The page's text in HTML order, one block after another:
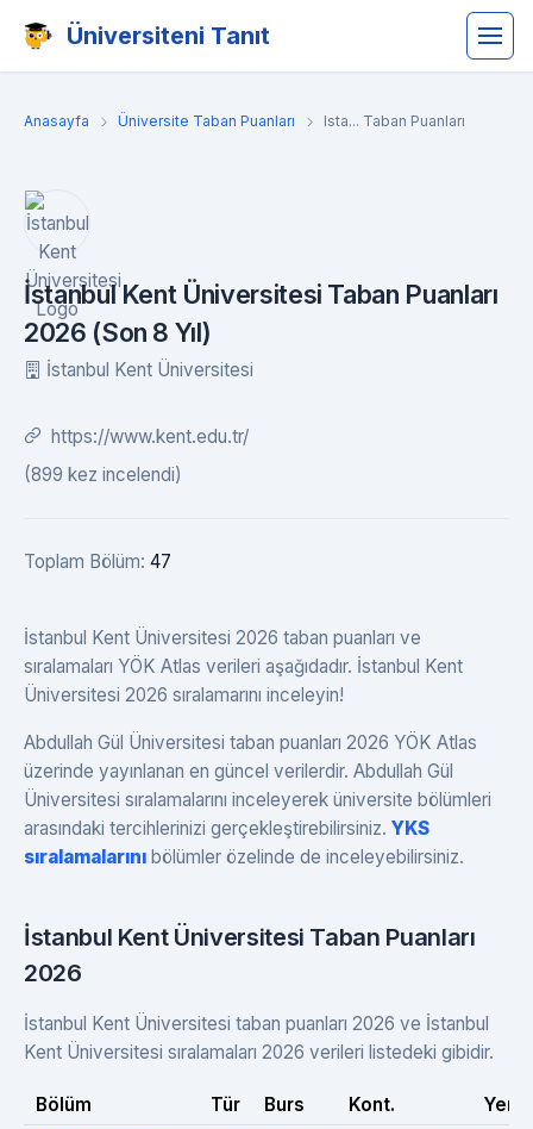
Üniversiteni Tanıt
Anasayfa Üniversite Taban Puanları Ista... Taban Puanları
İstanbul Kent Üniversitesi Taban Puanları
2026 (Son 8 Yıl)
İstanbul Kent Üniversitesi
https://www.kent.edu.tr/
(899 kez incelendi)
Toplam Bölüm: 47
İstanbul Kent Üniversitesi 2026 taban puanları ve
sıralamaları YÖK Atlas verileri aşağıdadır. İstanbul Kent
Üniversitesi 2026 sıralamarını inceleyin!
Abdullah Gül Üniversitesi taban puanları 2026 YÖK Atlas
üzerinde yayınlanan en güncel verilerdir. Abdullah Gül
Üniversitesi sıralamalarını inceleyerek üniversite bölümleri
arasındaki tercihlerinizi gerçekleştirebilirsiniz. YKS
sıralamalarını bölümler özelinde de inceleyebilirsiniz.
İstanbul Kent Üniversitesi Taban Puanları
2026
İstanbul Kent Üniversitesi taban puanları 2026 ve İstanbul
Kent Üniversitesi sıralamaları 2026 verileri listedeki gibidir.
Bölüm Tür Burs Kont.
Yer.